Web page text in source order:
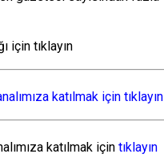
için tıklayın
katılmak için tıklayın
katılmak için tıklayın